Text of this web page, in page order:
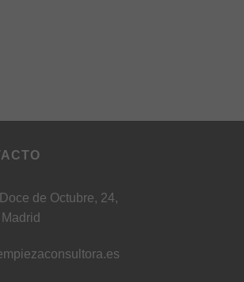
de Octubre, 24,